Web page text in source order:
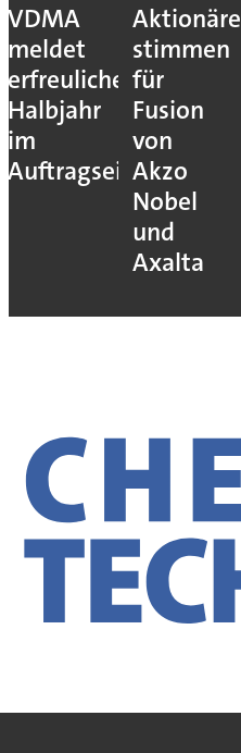
VDMA
meldet
erfreuliches
Halbjahr
im
Auftragseingang
Aktionäre
stimmen
für
Fusion
von
Akzo
Nobel
und
Axalta